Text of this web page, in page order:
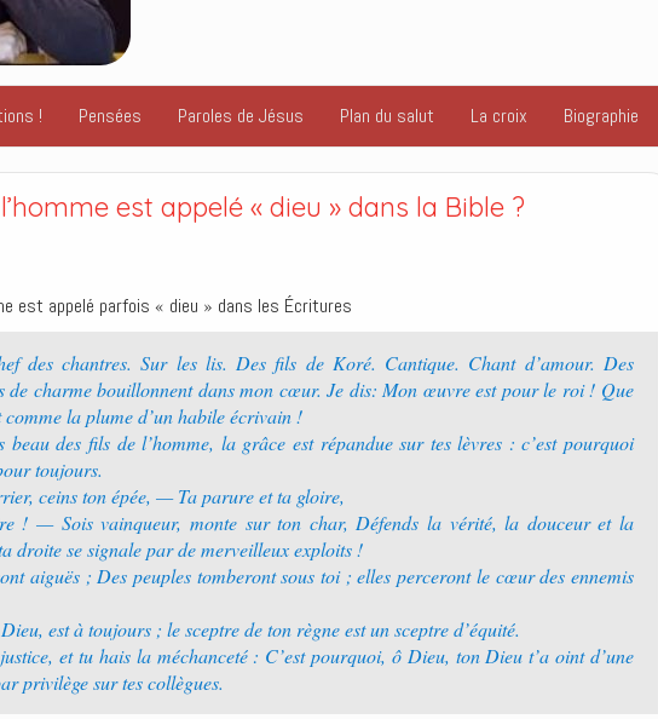
! Pensées Paroles de Jésus Plan du salut La croix Biographie
est appelé « dieu » dans la Bible ?
est appelé parfois « dieu » dans les Écritures
des chantres. Sur les lis. Des fils de Koré. Cantique. Chant d’amour. Des
de charme bouillonnent dans mon cœur. Je dis: Mon œuvre est pour le roi ! Que
la plume d’un habile écrivain !
beau des fils de l’homme, la grâce est répandue sur tes lèvres : c’est pourquoi
toujours.
ceins ton épée, — Ta parure et ta gloire,
! — Sois vainqueur, monte sur ton char, Défends la vérité, la douceur et la
droite se signale par de merveilleux exploits !
aiguës ; Des peuples tomberont sous toi ; elles perceront le cœur des ennemis
est à toujours ; le sceptre de ton règne est un sceptre d’équité.
et tu hais la méchanceté : C’est pourquoi, ô Dieu, ton Dieu t’a oint d’une
privilège sur tes collègues.